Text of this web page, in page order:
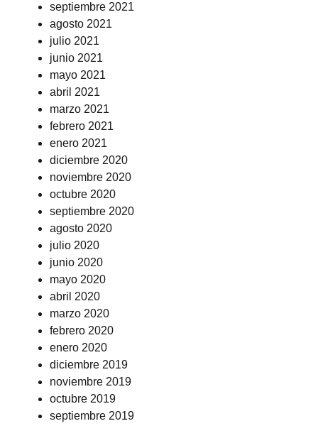
septiembre 2021
agosto 2021
julio 2021
junio 2021
mayo 2021
abril 2021
marzo 2021
febrero 2021
enero 2021
diciembre 2020
noviembre 2020
octubre 2020
septiembre 2020
agosto 2020
julio 2020
junio 2020
mayo 2020
abril 2020
marzo 2020
febrero 2020
enero 2020
diciembre 2019
noviembre 2019
octubre 2019
septiembre 2019